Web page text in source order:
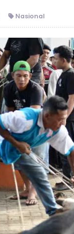
Nasional